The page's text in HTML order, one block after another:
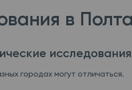
в
исследования
городах могут отличаться.